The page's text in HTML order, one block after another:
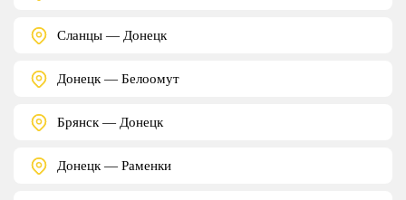
Сланцы — Донецк
Донецк — Белоомут
Брянск — Донецк
Донецк — Раменки